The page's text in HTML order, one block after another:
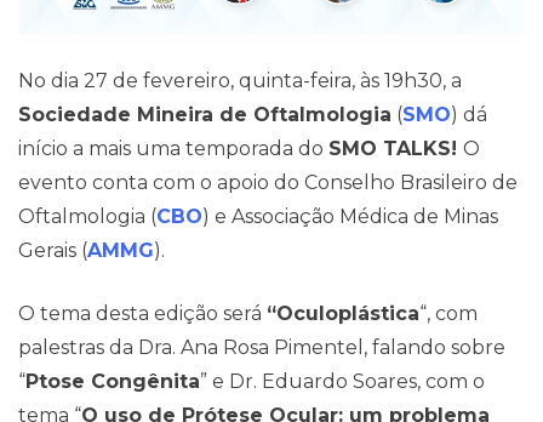
No dia 27 de fevereiro, quinta-feira, às 19h30, a
Sociedade Mineira de Oftalmologia (SMO) dá
início a mais uma temporada do SMO TALKS! O
evento conta com o apoio do Conselho Brasileiro de
Oftalmologia (CBO) e Associação Médica de Minas
Gerais (AMMG).
O tema desta edição será “Oculoplástica“, com
palestras da Dra. Ana Rosa Pimentel, falando sobre
“Ptose Congênita” e Dr. Eduardo Soares, com o
tema “O uso de Prótese Ocular: um problema